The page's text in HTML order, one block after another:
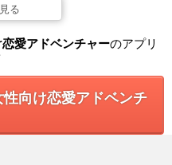
る
く
私！？
と、ビバリーヒルズでの
」
、優しいカレに胸がときめ
愛アドベンチャーのアプリ
向け恋愛アドベンチ